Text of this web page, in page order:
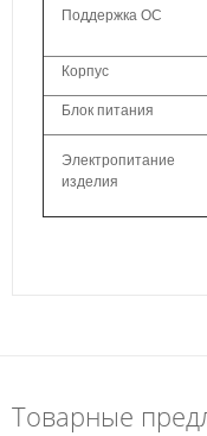
Поддержка ОС
Корпус
Блок питания
Электропитание
изделия
Товарные